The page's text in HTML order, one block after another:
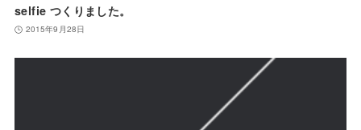
selfie つくりました。
2015年9月28日